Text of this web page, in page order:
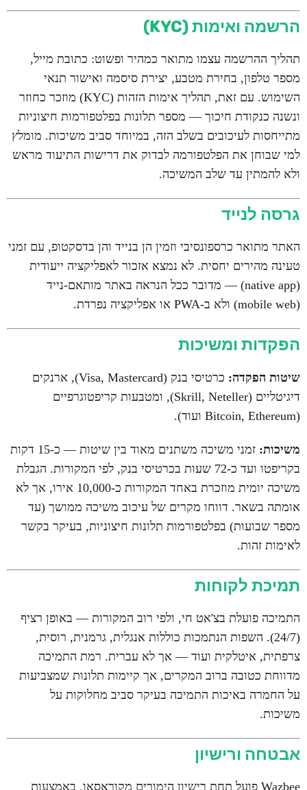
הרשמה ואימות (KYC)
תהליך ההרשמה עצמו מתואר כמהיר ופשוט: כתובת מייל,
מספר טלפון, בחירת מטבע, יצירת סיסמה ואישור תנאי
השימוש. עם זאת, תהליך אימות הזהות (KYC) מוזכר כחוזר
ונשנה כנקודת חיכוך — מספר תלונות בפלטפורמות חיצוניות
מתייחסות לעיכובים בשלב הזה, במיוחד סביב משיכות. מומלץ
למי שבוחן את הפלטפורמה לבדוק את דרישות התיעוד מראש
ולא להמתין עד שלב המשיכה.
גרסה לנייד
האתר מתואר כרספונסיבי וזמין הן בנייד והן בדסקטופ, עם זמני
טעינה מהירים יחסית. לא נמצא אזכור לאפליקציה ייעודית
(native app) — מדובר ככל הנראה באתר מותאם-נייד
(mobile web) ולא ב-PWA או אפליקציה נפרדת.
הפקדות ומשיכות
שיטות הפקדה:
כרטיסי בנק (Visa, Mastercard), ארנקים
דיגיטליים (Skrill, Neteller), ומטבעות קריפטוגרפיים
(Bitcoin, Ethereum ועוד).
משיכות:
זמני משיכה משתנים מאוד בין שיטות — כ-15 דקות
בקריפטו ועד כ-72 שעות בכרטיסי בנק, לפי המקורות. הגבלת
משיכה יומית מוזכרת באחד המקורות כ-10,000 אירו, אך לא
אומתה בשאר. דווחו מקרים של עיכוב משיכה ממושך (עד
מספר שבועות) בפלטפורמות תלונות חיצוניות, בעיקר בקשר
לאימות זהות.
תמיכת לקוחות
התמיכה פועלת בצ'אט חי, ולפי רוב המקורות — באופן רציף
(24/7). השפות הנתמכות כוללות אנגלית, גרמנית, רוסית,
צרפתית, איטלקית ועוד — אך לא עברית. רמת התמיכה
מדווחת כטובה ברוב המקרים, אך קיימות תלונות שמצביעות
על החמרה באיכות התמיכה בעיקר סביב מחלוקות על
משיכות.
אבטחה ורישיון
Wazbee פועל תחת רישיון הימורים מקוראסאו, באמצעות